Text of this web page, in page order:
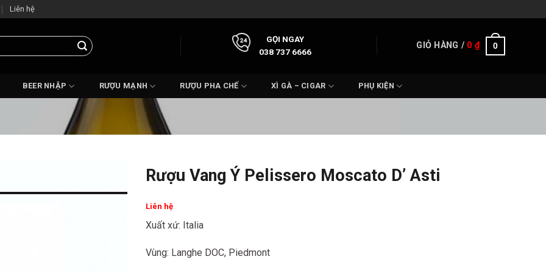
Liên hệ
GỌI NGAY
038 737 6666
GIỎ HÀNG / 0₫ 0
BEER NHẬP RƯỢU MẠNH RƯỢU PHA CHẾ XÌ GÀ – CIGAR PHỤ KIỆN
Rượu Vang Ý Pelissero Moscato D’ Asti
Liên hệ
Xuất xứ: Italia
Vùng: Langhe DOC, Piedmont